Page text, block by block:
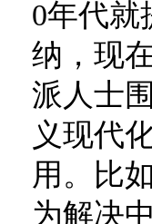
0年代就
纳，现
派人士
义现代
用。比
为解决